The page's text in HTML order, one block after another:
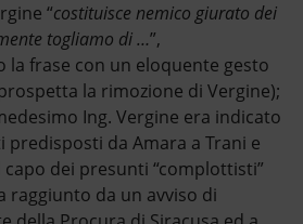
“costituisce nemico giurato dei
togliamo di …”,
la frase con un eloquente gesto
la rimozione di Vergine);
Ing. Vergine era indicato
predisposti da Amara a Trani e
capo dei presunti “complottisti”
raggiunto da un avviso di